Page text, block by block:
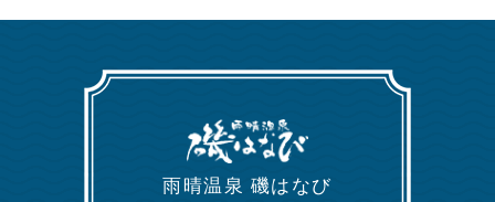
⾬晴温泉 磯はなび